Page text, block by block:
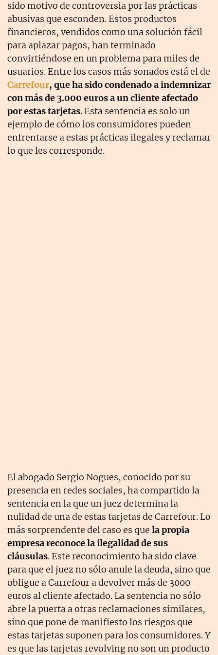
sido motivo de controversia por las prácticas
abusivas que esconden. Estos productos
financieros, vendidos como una solución fácil
para aplazar pagos, han terminado
convirtiéndose en un problema para miles de
usuarios. Entre los casos más sonados está el de
Carrefour, que ha sido condenado a indemnizar
con más de 3.000 euros a un cliente afectado
por estas tarjetas. Esta sentencia es solo un
ejemplo de cómo los consumidores pueden
enfrentarse a estas prácticas ilegales y reclamar
lo que les corresponde.
El abogado Sergio Nogues, conocido por su
presencia en redes sociales, ha compartido la
sentencia en la que un juez determina la
nulidad de una de estas tarjetas de Carrefour. Lo
más sorprendente del caso es que la propia
empresa reconoce la ilegalidad de sus
cláusulas. Este reconocimiento ha sido clave
para que el juez no sólo anule la deuda, sino que
obligue a Carrefour a devolver más de 3000
euros al cliente afectado. La sentencia no sólo
abre la puerta a otras reclamaciones similares,
sino que pone de manifiesto los riesgos que
estas tarjetas suponen para los consumidores. Y
es que las tarjetas revolving no son un producto